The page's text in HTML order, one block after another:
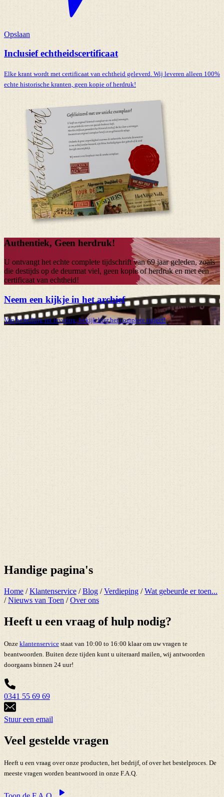
Opslaan
Inclusief echtheidscertificaat
Elke krant wordt met certificaat van echtheid geleverd. Wij leveren alleen 100%
echte historische kranten, geen kopie of herdruk!
Authentiek, Geen herdruk!
U ontvangt het echte complete tijdschrift van69 jaargeleden, zoals
die destijds op de deurmat viel, geen kopie of herdruk en met een
certificaat van echtheid!
Neem een kijkje in het archief
Van bestelling tot levering, bekijk hier het complete traject!
Handige pagina's
Home /Klantenservice /Blog /Verdieping /Wat gebeurde er toen...
/Nieuws van Toen /Over ons
Heeft u een vraag of hulp nodig?
Onze klantenservice staat van 10:00 to 16:00 klaar om uw vragen te
beantwoorden. Buiten deze tijden kunt u uiteraard mailen, wij antwoorden
doorgaans binnen 24 uur!
0341 55 69 69
Stuur een email
Veel gestelde vragen
Heeft u een vraag over onze producten, het bedrijf, of over het bestelproces. De
meeste vragen worden beantwoord in onze F.A.Q.